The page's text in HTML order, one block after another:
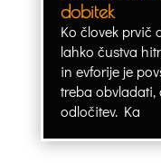
dobitek
Ko človek prvič
lahko čustva
in evforije je
treba obvladati,
odločitev. Ka